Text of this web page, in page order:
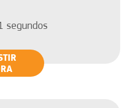
segundos